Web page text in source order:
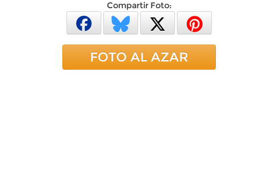
Compartir Foto:
FOTO AL AZAR